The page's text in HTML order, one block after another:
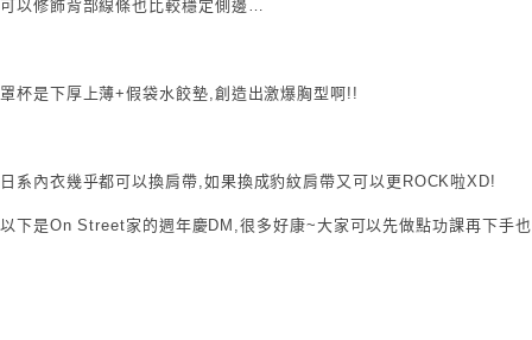
可以修飾背部線條也比較穩定側邊…
罩杯是下厚上薄+假袋水餃墊,創造出激爆胸型啊!!
日系內衣幾乎都可以換肩帶,如果換成豹紋肩帶又可以更ROCK啦XD!
以下是On Street家的週年慶DM,很多好康~大家可以先做點功課再下手